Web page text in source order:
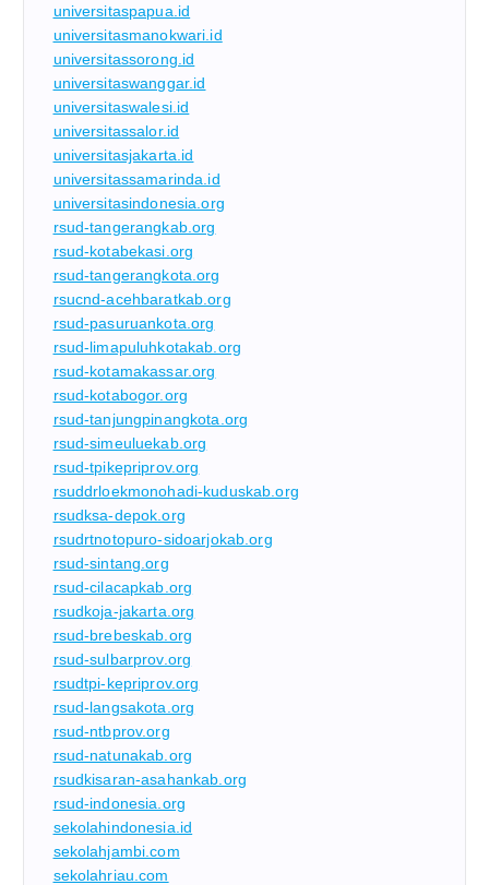
universitaspapua.id
universitasmanokwari.id
universitassorong.id
universitaswanggar.id
universitaswalesi.id
universitassalor.id
universitasjakarta.id
universitassamarinda.id
universitasindonesia.org
rsud-tangerangkab.org
rsud-kotabekasi.org
rsud-tangerangkota.org
rsucnd-acehbaratkab.org
rsud-pasuruankota.org
rsud-limapuluhkotakab.org
rsud-kotamakassar.org
rsud-kotabogor.org
rsud-tanjungpinangkota.org
rsud-simeuluekab.org
rsud-tpikepriprov.org
rsuddrloekmonohadi-kuduskab.org
rsudksa-depok.org
rsudrtnotopuro-sidoarjokab.org
rsud-sintang.org
rsud-cilacapkab.org
rsudkoja-jakarta.org
rsud-brebeskab.org
rsud-sulbarprov.org
rsudtpi-kepriprov.org
rsud-langsakota.org
rsud-ntbprov.org
rsud-natunakab.org
rsudkisaran-asahankab.org
rsud-indonesia.org
sekolahindonesia.id
sekolahjambi.com
sekolahriau.com